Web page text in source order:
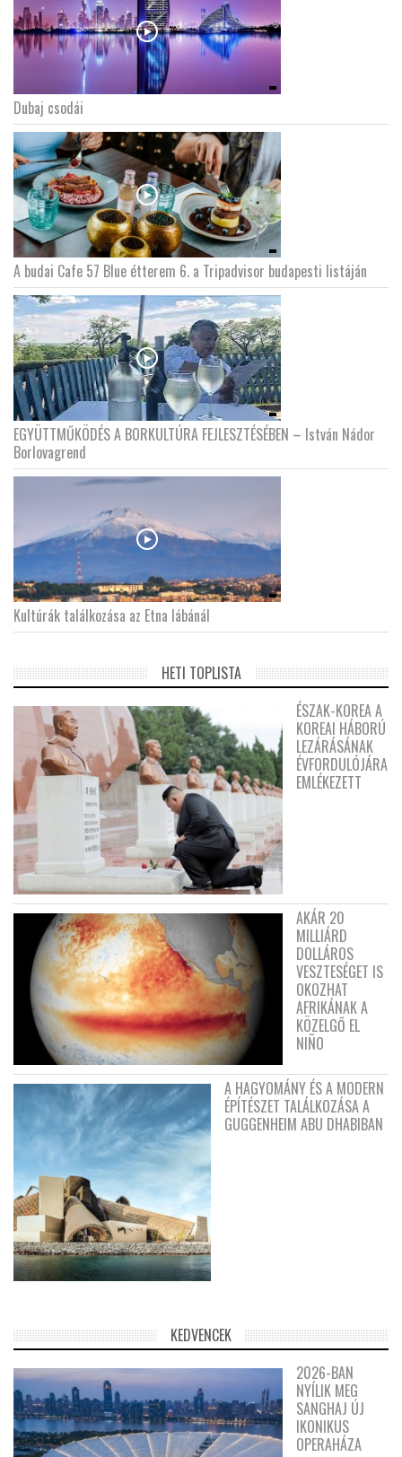
Dubaj csodái
A budai Cafe 57 Blue étterem 6. a Tripadvisor budapesti listáján
EGYÜTTMŰKÖDÉS A BORKULTÚRA FEJLESZTÉSÉBEN – István Nádor
Borlovagrend
Kultúrák találkozása az Etna lábánál
HETI TOPLISTA
ÉSZAK-KOREA A
KOREAI HÁBORÚ
LEZÁRÁSÁNAK
ÉVFORDULÓJÁRA
EMLÉKEZETT
AKÁR 20
MILLIÁRD
DOLLÁROS
VESZTESÉGET IS
OKOZHAT
AFRIKÁNAK A
KÖZELGŐ EL
NIÑO
A HAGYOMÁNY ÉS A MODERN
ÉPÍTÉSZET TALÁLKOZÁSA A
GUGGENHEIM ABU DHABIBAN
KEDVENCEK
2026-BAN
NYÍLIK MEG
SANGHAJ ÚJ
IKONIKUS
OPERAHÁZA